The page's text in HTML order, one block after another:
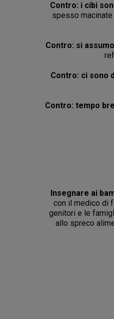
Contro: i cibi
spesso
Contro: si
Contro: ci sono
Contro: tempo
Insegnare ai
con il medico di
genitori e le
allo spreco